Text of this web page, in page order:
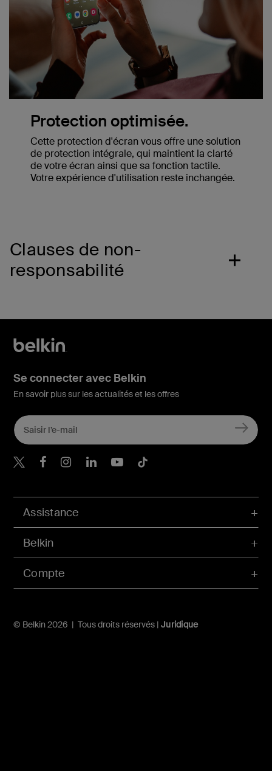
Protection optimisée.
Cette protection d'écran vous offre une solution
de protection intégrale, qui maintient la clarté
de votre écran ainsi que sa fonction tactile.
Votre expérience d'utilisation reste inchangée.
Clauses de non-
responsabilité
Compte
Assistance
Belkin
© Belkin 2026 | Tous droits réservés | Juridique
Se connecter avec Belkin
En savoir plus sur les actualités et les offres
Belkin Twitter
Belkin Facebook
Belkin Instagram
Belkin LinkedIn
Belkin Youtube
Belkin TikTok